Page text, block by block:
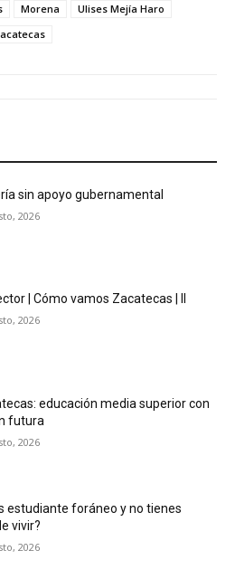
Morena
Ulises Mejía Haro
sin apoyo gubernamental
2026
| Cómo vamos Zacatecas | II
2026
educación media superior con
futura
2026
estudiante foráneo y no tienes
vivir?
2026